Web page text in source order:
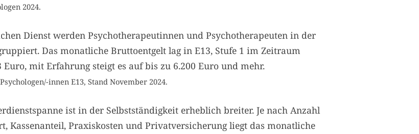
2024.
Dienst werden Psychotherapeutinnen und Psychotherapeuten in der
Das monatliche Bruttoentgelt lag in E13, Stufe 1 im Zeitraum
mit Erfahrung steigt es auf bis zu 6.200 Euro und mehr.
innen E13, Stand November 2024.
ist in der Selbstständigkeit erheblich breiter. Je nach Anzahl
Kassenanteil, Praxiskosten und Privatversicherung liegt das monatliche